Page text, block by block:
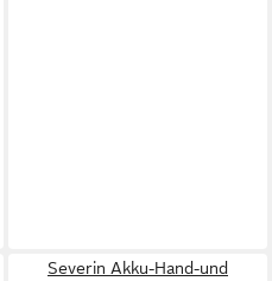
Severin Akku-Hand-und